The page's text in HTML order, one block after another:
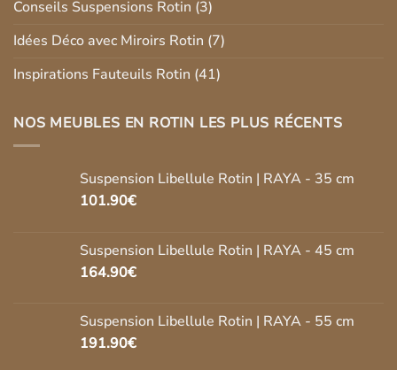
Conseils Suspensions Rotin (3)
Idées Déco avec Miroirs Rotin (7)
Inspirations Fauteuils Rotin (41)
NOS MEUBLES EN ROTIN LES PLUS RÉCENTS
Suspension Libellule Rotin | RAYA - 35 cm
101.90€
Suspension Libellule Rotin | RAYA - 45 cm
164.90€
Suspension Libellule Rotin | RAYA - 55 cm
191.90€